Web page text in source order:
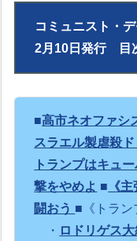
コミュニスト・
2月10日発行 目
■高市ネオファシ
スラエル製虐殺
トランプはキュ
撃をやめよ ■ 《
闘おう ■《トラン
・ ロドリゲス